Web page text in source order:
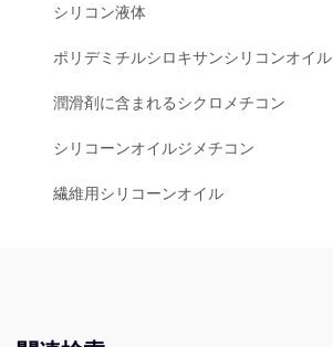
シリコン液体
ポリデミチルシロキサンシリコンオイル
潤滑剤に含まれるシクロメチコン
シリコーンオイルジメチコン
繊維用シリコーンオイル